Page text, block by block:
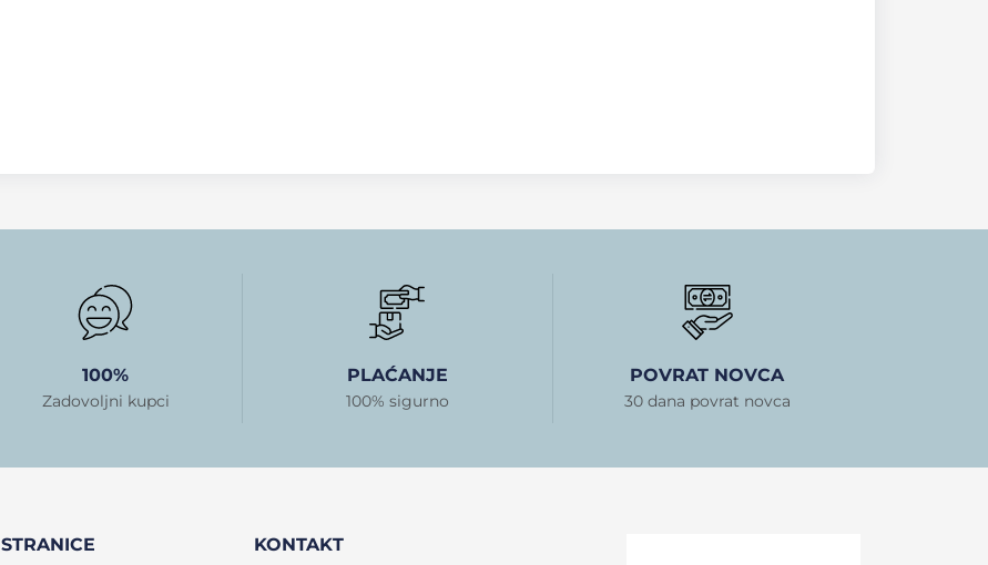
100%
Zadovoljni kupci
PLAĆANJE
100% sigurno
POVRAT NOVCA
30 dana povrat novca
STRANICE KONTAKT